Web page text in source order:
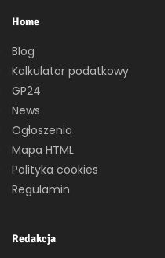
Home
Blog
Kalkulator podatkowy
GP24
News
Ogłoszenia
Mapa HTML
Polityka cookies
Regulamin
Redakcja